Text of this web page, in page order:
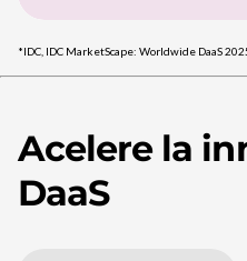
*IDC, IDC MarketScape: Worldwide DaaS
Acelere la
DaaS